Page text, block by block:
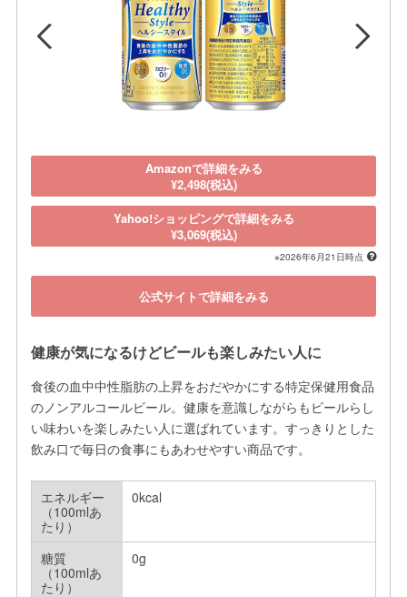
Amazonで詳細をみる
¥2,498(税込)
Yahoo!ショッピングで詳細をみる
¥3,069(税込)
※2026年6月21日時点
公式サイトで詳細をみる
健康が気になるけどビールも楽しみたい人に
食後の血中中性脂肪の上昇をおだやかにする特定保健用食品
のノンアルコールビール。健康を意識しながらもビールらし
い味わいを楽しみたい人に選ばれています。すっきりとした
飲み口で毎日の食事にもあわせやすい商品です。
エネルギー
（100mlあ
たり）
0kcal
糖質
（100mlあ
たり）
0g